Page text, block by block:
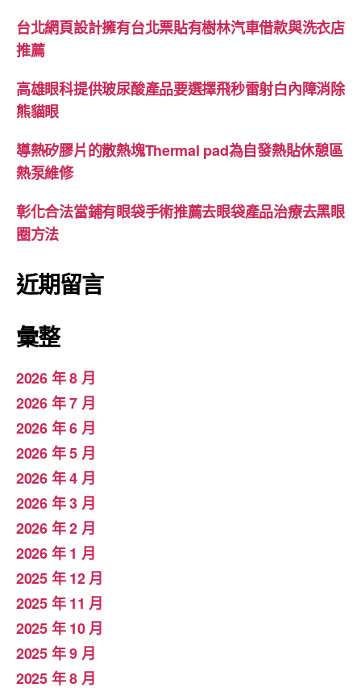
台北網頁設計擁有台北票貼有樹林汽車借款與洗衣店
推薦
高雄眼科提供玻尿酸產品要選擇飛秒雷射白內障消除
熊貓眼
導熱矽膠片的散熱塊Thermal pad為自發熱貼休憩區
熱泵維修
彰化合法當鋪有眼袋手術推薦去眼袋產品治療去黑眼
圈方法
近期留言
彙整
2026 年 8 月
2026 年 7 月
2026 年 6 月
2026 年 5 月
2026 年 4 月
2026 年 3 月
2026 年 2 月
2026 年 1 月
2025 年 12 月
2025 年 11 月
2025 年 10 月
2025 年 9 月
2025 年 8 月